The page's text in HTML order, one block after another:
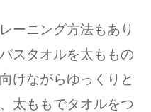
ーニング方法もあり
スタオルを太ももの
けながらゆっくりと
太ももでタオルをつ